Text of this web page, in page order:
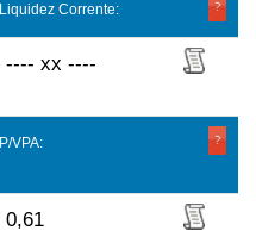
Liquidez Corrente:
---- xx ----
P/VPA:
0,61